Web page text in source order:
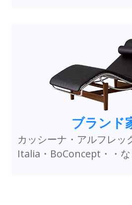
ブランド
カッシーナ・アルフレッ
Italia・BoConcept・・